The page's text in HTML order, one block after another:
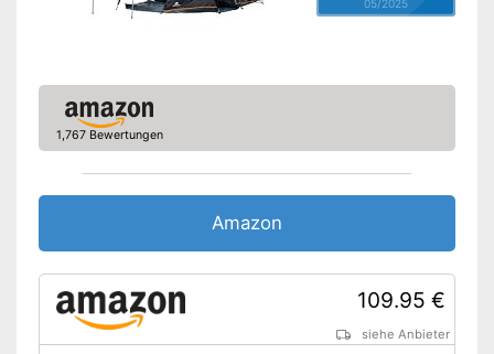
Kabeleingang
Moskitonetz
Wasserdicht
Vorteile
Hergestellt aus
feuerhemmenden Stoffen
Blickdichtigkeit
05/2025
1,767 Bewertungen
Amazon
109.95 €
siehe Anbieter